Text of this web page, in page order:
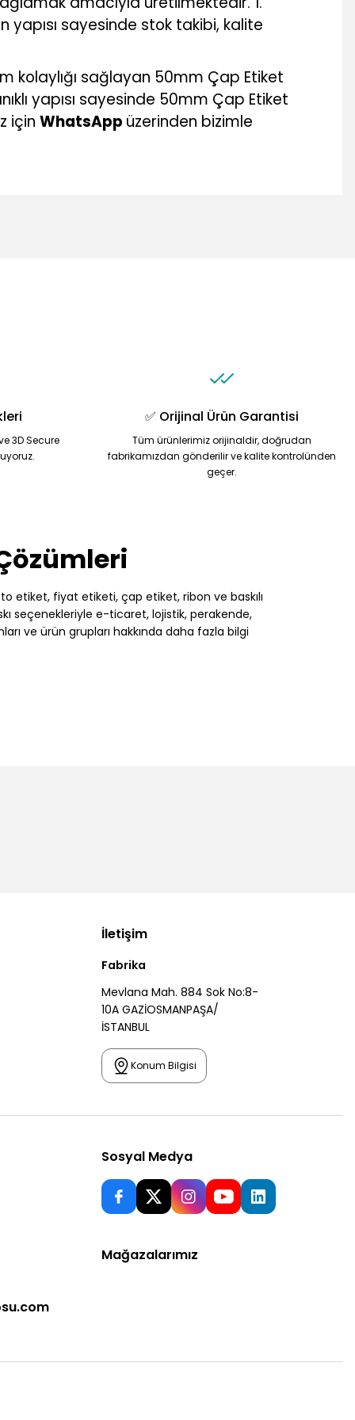
yapısı sayesinde stok takibi, kalite
kolaylığı sağlayan 50mm Çap Etiket
yapısı sayesinde 50mm Çap Etiket
için WhatsApp üzerinden bizimle
3D Secure
✅ Orijinal Ürün Garantisi
Tüm ürünlerimiz orijinaldir, doğrudan
fabrikamızdan gönderilir ve kalite kontrolünden
geçer.
etiket, fiyat etiketi, çap etiket, ribon ve baskılı
seçenekleriyle e-ticaret, lojistik, perakende,
ve ürün grupları hakkında daha fazla bilgi
İletişim
Fabrika
Mevlana Mah. 884 Sok No:8-
10A GAZİOSMANPAŞA/
İSTANBUL
Konum Bilgisi
Sosyal Medya
Mağazalarımız